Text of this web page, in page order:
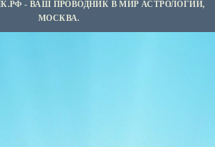
- ВАШ ПРОВОДНИК В МИР АСТРОЛОГИИ,
МОСКВА.